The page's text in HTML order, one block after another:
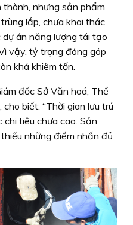
thành, nhưng sản phẩm
lắp, chưa khai thác
án năng lượng tái tạo
vậy, tỷ trọng đóng góp
khá khiêm tốn.
đốc Sở Văn hoá, Thể
biết: “Thời gian lưu trú
chi tiêu chưa cao. Sản
những điểm nhấn đủ